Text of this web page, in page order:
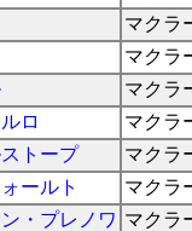
マクラ
マクラ
マクラ
ロ
マクラ
トープ
マクラ
ールト
マクラ
・プレノワ マクラ